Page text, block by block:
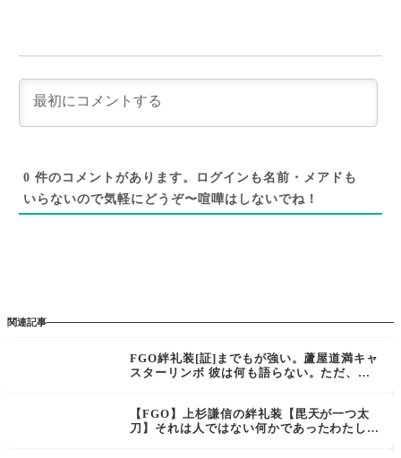
0 件のコメントがあります。ログインも名前・メアドも
いらないので気軽にどうぞ〜喧嘩はしないでね！
関連記事
FGO絆礼装[証]までもが強い。蘆屋道満キャ
スターリンボ 彼は何も語らない。ただ、微
【FGO】上杉謙信の絆礼装【毘天が一つ太
刀】それは人ではない何かであったわたし